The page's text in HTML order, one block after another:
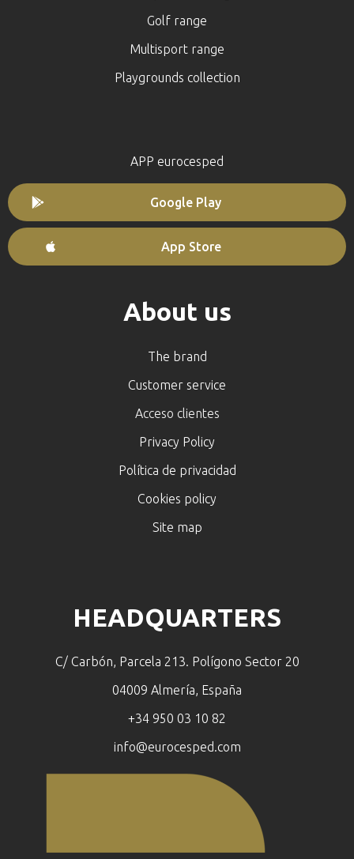
Golf range
Multisport range
Playgrounds collection
APP eurocesped
Google Play
App Store
About us
The brand
Customer service
Acceso clientes
Privacy Policy
Política de privacidad
Cookies policy
Site map
HEADQUARTERS
C/ Carbón, Parcela 213. Polígono Sector 20
04009 Almería, España
+34 950 03 10 82
info@eurocesped.com